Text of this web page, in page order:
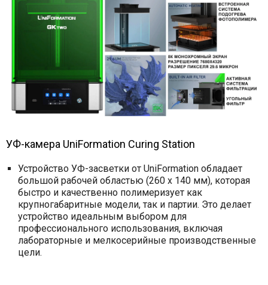
УФ-камера UniFormation Curing Station
Устройство УФ-засветки от UniFormation обладает
большой рабочей областью (260 х 140 мм), которая
быстро и качественно полимеризует как
крупногабаритные модели, так и партии. Это делает
устройство идеальным выбором для
профессионального использования, включая
лабораторные и мелкосерийные производственные
цели.